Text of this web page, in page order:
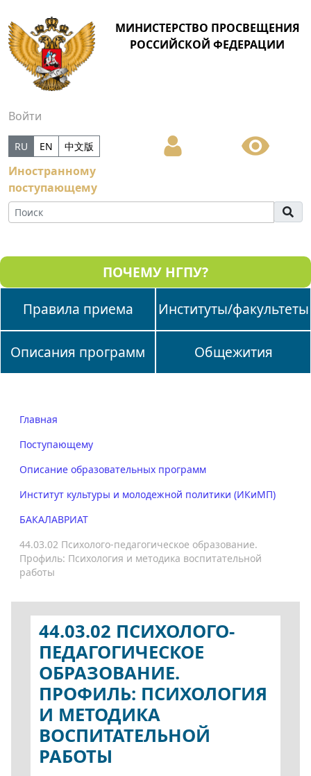
МИНИСТЕРСТВО ПРОСВЕЩЕНИЯ
РОССИЙСКОЙ ФЕДЕРАЦИИ
Войти
Иностранному
поступающему
RU EN 中文版
ПОЧЕМУ НГПУ?
Правила приема
Институты/факультеты
Описания программ Общежития
Главная
Поступающему
Описание образовательных программ
Институт культуры и молодежной политики (ИКиМП)
БАКАЛАВРИАТ
44.03.02 Психолого-педагогическое образование.
Профиль: Психология и методика воспитательной
работы
44.03.02 ПСИХОЛОГО-
ПЕДАГОГИЧЕСКОЕ
ОБРАЗОВАНИЕ.
ПРОФИЛЬ: ПСИХОЛОГИЯ
И МЕТОДИКА
ВОСПИТАТЕЛЬНОЙ
РАБОТЫ